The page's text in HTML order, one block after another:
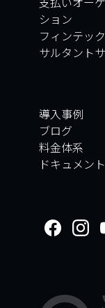
ション
フィンテッ
サルタント
導入事例
ブログ
料金体系
ドキュメント